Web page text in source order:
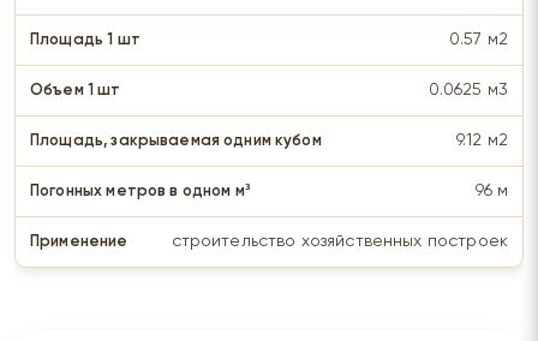
0.57 м2
0.0625 м3
9.12 м2
96 м
строительство хозяйственных построек